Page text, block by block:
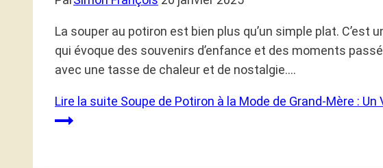
La souper au potiron est bien plus qu’un simple plat.
qui évoque des souvenirs d’enfance et des moments
avec une tasse de chaleur et de nostalgie….
Lire la suite Soupe de Potiron à la Mode de Grand-Mère :